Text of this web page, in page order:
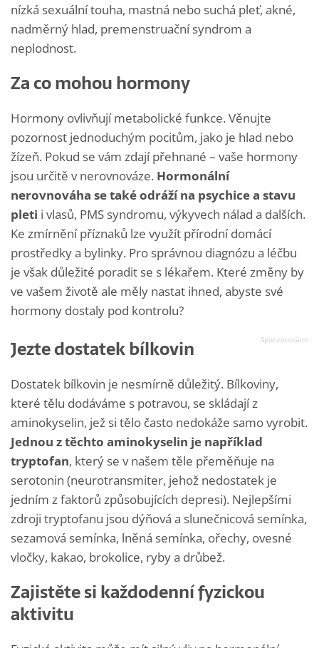
nízká sexuální touha, mastná nebo suchá pleť, akné,
nadměrný hlad, premenstruační syndrom a
neplodnost.
Za co mohou hormony
Hormony ovlivňují metabolické funkce. Věnujte
pozornost jednoduchým pocitům, jako je hlad nebo
žízeň. Pokud se vám zdají přehnané – vaše hormony
jsou určitě v nerovnováze. Hormonální
nerovnováha se také odráží na psychice a stavu
pleti i vlasů, PMS syndromu, výkyvech nálad a dalších.
Ke zmírnění příznaků lze využít přírodní domácí
prostředky a bylinky. Pro správnou diagnózu a léčbu
je však důležité poradit se s lékařem. Které změny by
ve vašem životě ale měly nastat ihned, abyste své
hormony dostaly pod kontrolu?
Jezte dostatek bílkovin
Dostatek bílkovin je nesmírně důležitý. Bílkoviny,
které tělu dodáváme s potravou, se skládají z
aminokyselin, jež si tělo často nedokáže samo vyrobit.
Jednou z těchto aminokyselin je například
tryptofan, který se v našem těle přeměňuje na
serotonin (neurotransmiter, jehož nedostatek je
jedním z faktorů způsobujících depresi). Nejlepšími
zdroji tryptofanu jsou dýňová a slunečnicová semínka,
sezamová semínka, lněná semínka, ořechy, ovesné
vločky, kakao, brokolice, ryby a drůbež.
Zajistěte si každodenní fyzickou
aktivitu